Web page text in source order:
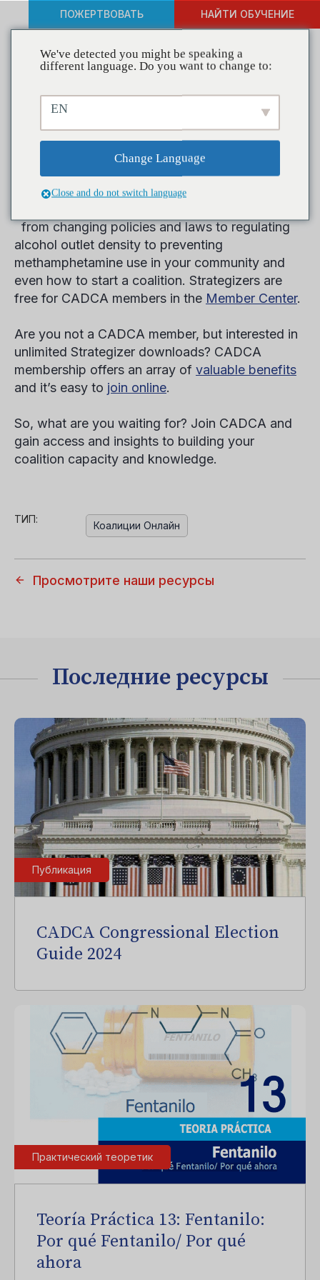
ПОЖЕРТВОВАТЬ НАЙТИ ОБУЧЕНИЕ
CADCA Member Benefits
Spotlight
Have you downloaded a CADCA Strategizer
recently? Strategizers are in-depth strategy
from changing policies and laws to regulating
alcohol outlet density to preventing
methamphetamine use in your community and
even how to start a coalition. Strategizers are
free for CADCA members in the Member Center.
Are you not a CADCA member, but interested in
unlimited Strategizer downloads? CADCA
membership offers an array of valuable benefits
and it’s easy to join online.
So, what are you waiting for? Join CADCA and
gain access and insights to building your
coalition capacity and knowledge.
ТИП:
Коалиции Онлайн
Просмотрите наши ресурсы
Последние ресурсы
Публикация
CADCA Congressional Election
Guide 2024
Практический теоретик
Teoría Práctica 13: Fentanilo:
Por qué Fentanilo/ Por qué
ahora
We've detected you might be speaking a
different language. Do you want to change to:
EN
Change Language
Close and do not switch language